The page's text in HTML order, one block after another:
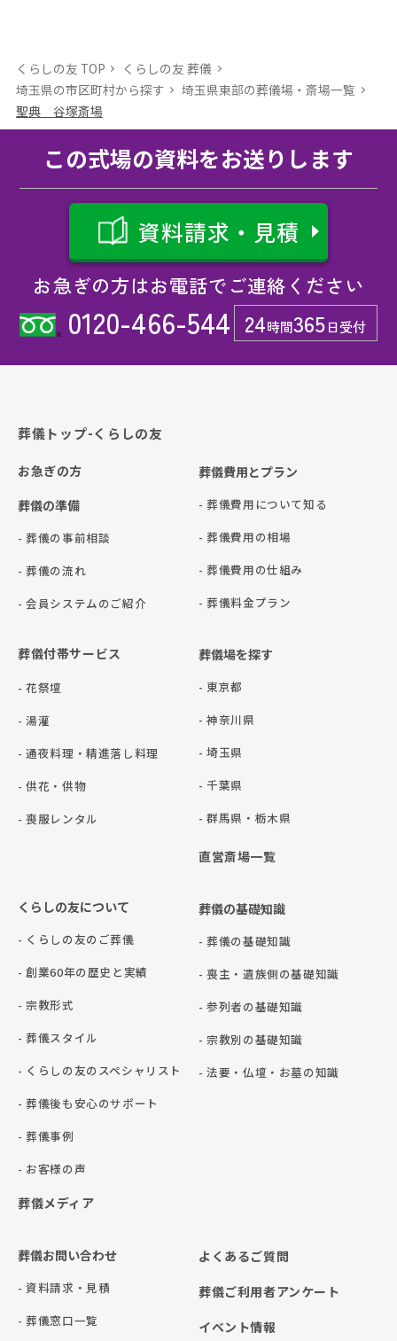
くらしの友 TOP
くらしの友 葬儀
埼玉県の市区町村から探す
埼玉県東部の葬儀場・斎場⼀覧
聖典 谷塚斎場
この式場の資料をお送りします
お急ぎの方はお電話でご連絡ください
24時間365日受付
0120-466-544
資料請求・見積
葬儀トップ-くらしの友
お急ぎの方
葬儀の準備
- 葬儀の事前相談
- 葬儀の流れ
- 会員システムのご紹介
葬儀費用とプラン
- 葬儀費用について知る
- 葬儀費用の相場
- 葬儀費用の仕組み
- 葬儀料金プラン
葬儀付帯サービス
- 花祭壇
- 湯灌
- 通夜料理・精進落し料理
- 供花・供物
- 喪服レンタル
葬儀場を探す
- 東京都
- 神奈川県
- 埼玉県
- 千葉県
- 群⾺県・栃⽊県
直営斎場一覧
くらしの友について
- くらしの友のご葬儀
- 創業60年の歴史と実績
- 宗教形式
- 葬儀スタイル
- くらしの友のスペシャリスト
- 葬儀後も安心のサポート
- 葬儀事例
- お客様の声
葬儀メディア
葬儀の基礎知識
- 葬儀の基礎知識
- 喪主・遺族側の基礎知識
- 参列者の基礎知識
- 宗教別の基礎知識
- 法要・仏壇・お墓の知識
葬儀お問い合わせ
- 資料請求・見積
- 葬儀窓口一覧
よくあるご質問
葬儀ご利用者アンケート
イベント情報